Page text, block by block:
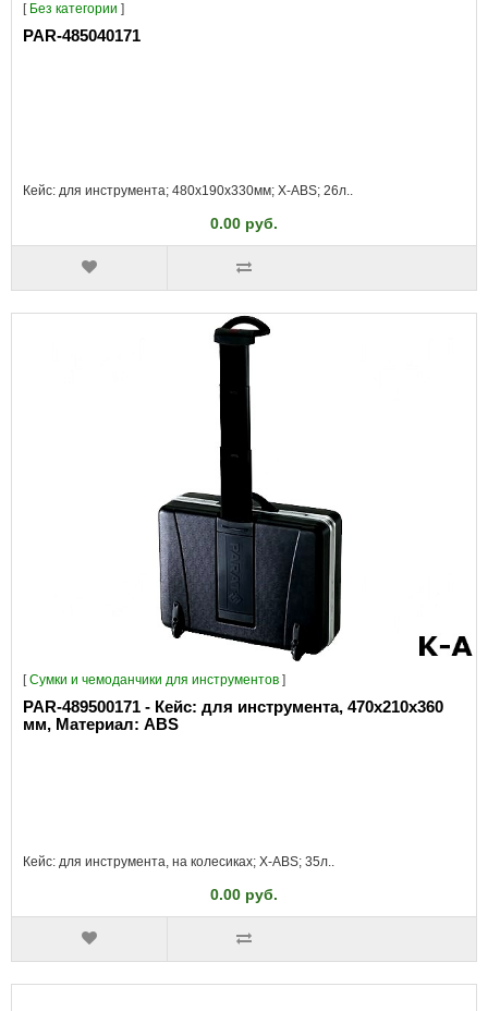
[ Без категории ]
PAR-485040171
Кейс: для инструмента; 480x190x330мм; X-ABS; 26л..
0.00 руб.
[Сумки и чемоданчики для инструментов ]
PAR-489500171 - Кейс: для инструмента, 470x210x360
мм, Материал: ABS
Кейс: для инструмента, на колесиках; X-ABS; 35л..
0.00 руб.